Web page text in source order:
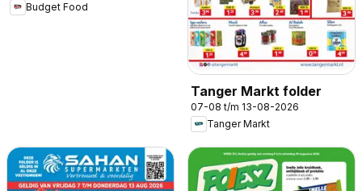
Budget Food
Tanger Markt folder
07-08 t/m 13-08-2026
Tanger Markt